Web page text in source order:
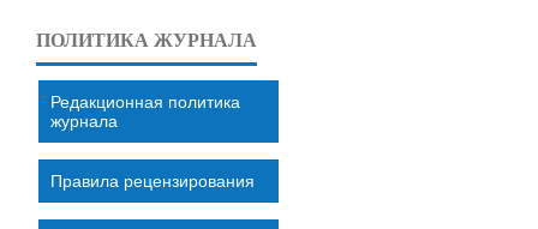
ПОЛИТИКА ЖУРНАЛА
Редакционная политика
журнала
Правила рецензирования